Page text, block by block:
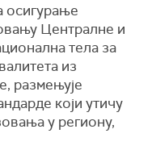
осигурање
Централне и
тела за
из
размењује
који утичу
у региону,